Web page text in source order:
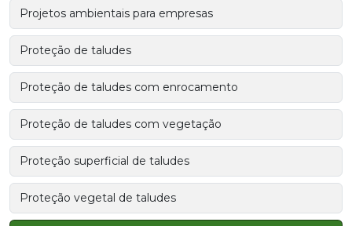
Projetos ambientais para empresas
Proteção de taludes
Proteção de taludes com enrocamento
Proteção de taludes com vegetação
Proteção superficial de taludes
Proteção vegetal de taludes